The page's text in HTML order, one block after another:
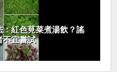
：紅色莧菜煮湯飲？謠
不宜嘗試